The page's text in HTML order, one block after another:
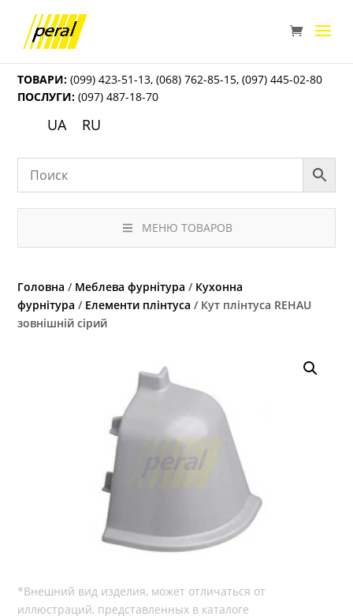
ТОВАРИ: (099) 423-51-13,(068) 762-85-15,(097) 445-02-80
ПОСЛУГИ: (097) 487-18-70
UA RU
МЕНЮ ТОВАРОВ
Головна / Меблева фурнітура / Кухонна
фурнітура / Елементи плінтуса / Кут плінтуса REHAU
зовнішній сірий